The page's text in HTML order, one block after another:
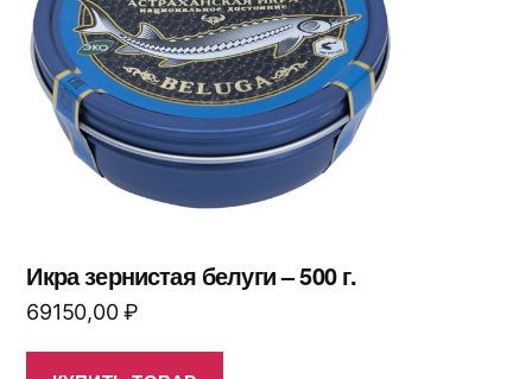
Икра зернистая белуги – 500 г.
69150,00₽